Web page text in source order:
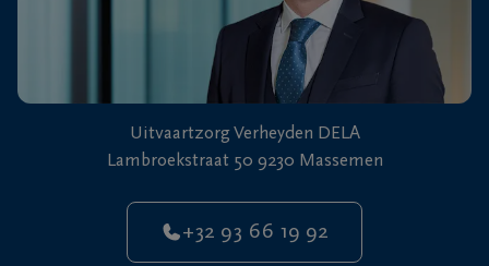
Uitvaartzorg Verheyden DELA
Lambroekstraat 50 9230 Massemen
+32 93 66 19 92